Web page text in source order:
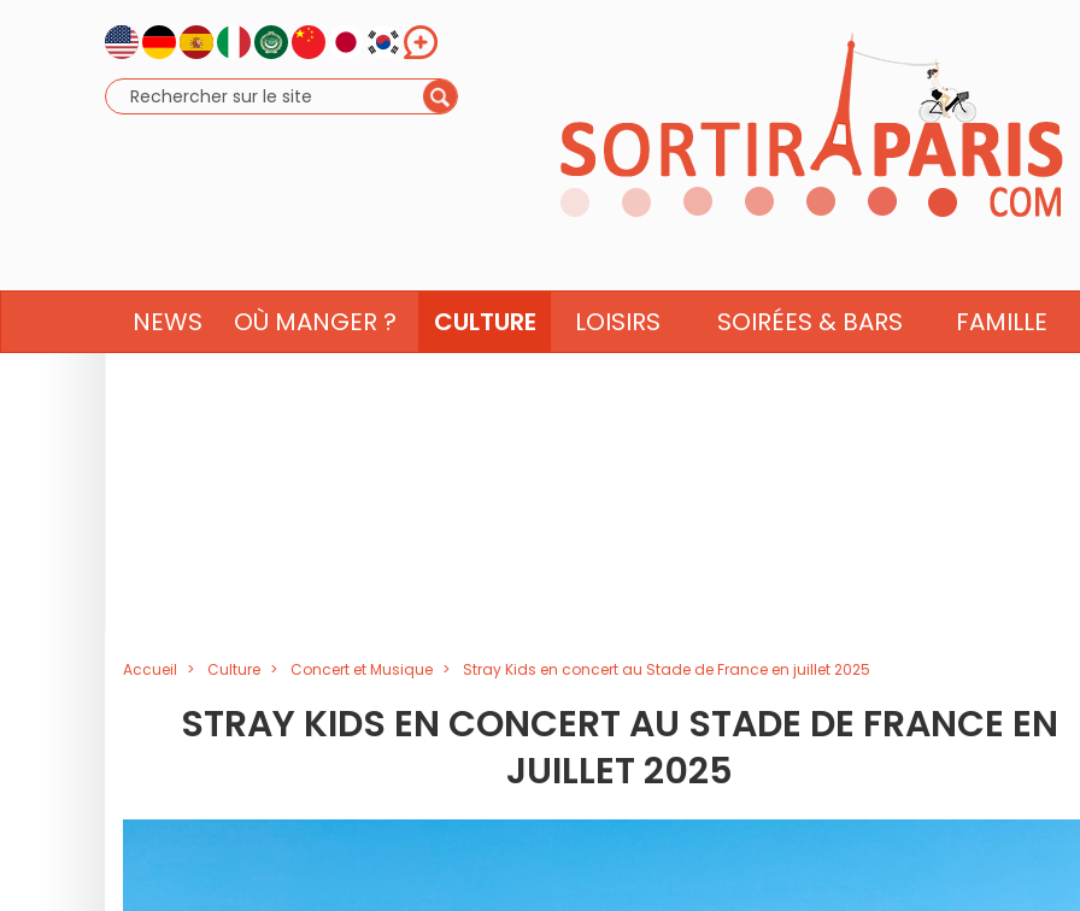
NEWS OÙ MANGER ? CULTURE LOISIRS SOIRÉES & BARS FAMILLE
Accueil Culture Concert et Musique Stray Kids en concert au Stade de France en juillet 2025
STRAY KIDS EN CONCERT AU STADE DE FRANCE EN
JUILLET 2025